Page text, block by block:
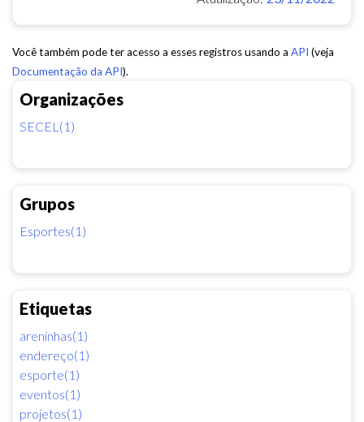
Organizações
SECEL(1)
Grupos
Esportes(1)
Etiquetas
areninhas(1)
endereço(1)
esporte(1)
eventos(1)
projetos(1)
Você também pode ter acesso a esses registros usando a API (veja
Documentação da API).